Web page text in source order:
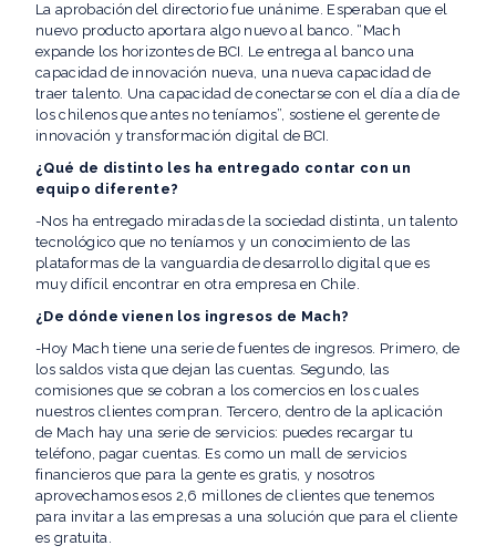
La aprobación del directorio fue unánime. Esperaban que el
nuevo producto aportara algo nuevo al banco. “Mach
expande los horizontes de BCI. Le entrega al banco una
capacidad de innovación nueva, una nueva capacidad de
traer talento. Una capacidad de conectarse con el día a día de
los chilenos que antes no teníamos”, sostiene el gerente de
innovación y transformación digital de BCI.
¿Qué de distinto les ha entregado contar con un
equipo diferente?
-Nos ha entregado miradas de la sociedad distinta, un talento
tecnológico que no teníamos y un conocimiento de las
plataformas de la vanguardia de desarrollo digital que es
muy difícil encontrar en otra empresa en Chile.
¿De dónde vienen los ingresos de Mach?
-Hoy Mach tiene una serie de fuentes de ingresos. Primero, de
los saldos vista que dejan las cuentas. Segundo, las
comisiones que se cobran a los comercios en los cuales
nuestros clientes compran. Tercero, dentro de la aplicación
de Mach hay una serie de servicios: puedes recargar tu
teléfono, pagar cuentas. Es como un mall de servicios
financieros que para la gente es gratis, y nosotros
aprovechamos esos 2,6 millones de clientes que tenemos
para invitar a las empresas a una solución que para el cliente
es gratuita.